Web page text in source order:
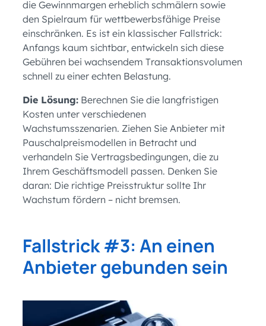
die Gewinnmargen erheblich schmälern sowie
den Spielraum für wettbewerbsfähige Preise
einschränken. Es ist ein klassischer Fallstrick:
Anfangs kaum sichtbar, entwickeln sich diese
Gebühren bei wachsendem Transaktionsvolumen
schnell zu einer echten Belastung.
Die Lösung: Berechnen Sie die langfristigen
Kosten unter verschiedenen
Wachstumsszenarien. Ziehen Sie Anbieter mit
Pauschalpreismodellen in Betracht und
verhandeln Sie Vertragsbedingungen, die zu
Ihrem Geschäftsmodell passen. Denken Sie
daran: Die richtige Preisstruktur sollte Ihr
Wachstum fördern – nicht bremsen.
Fallstrick #3: An einen
Anbieter gebunden sein